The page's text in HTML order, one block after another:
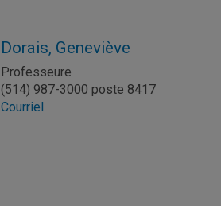
Dorais, Geneviève
Professeure
(514) 987-3000 poste 8417
Courriel